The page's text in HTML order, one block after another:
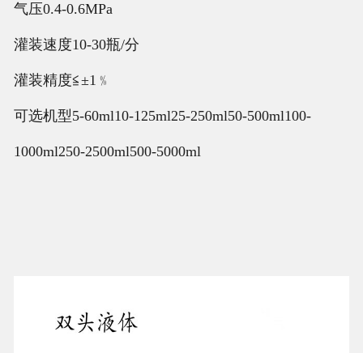
气压0.4-0.6MPa
灌装速度10-30瓶/分
灌装精度≦±1﹪
可选机型5-60ml10-125ml25-250ml50-500ml100-
1000ml250-2500ml500-5000ml